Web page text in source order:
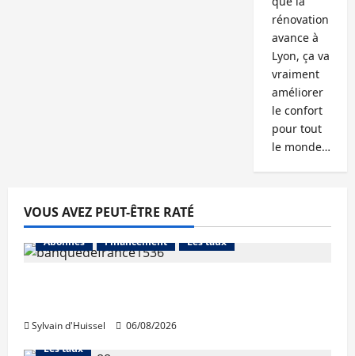
rénovation
avance à
Lyon, ça va
vraiment
améliorer
le confort
pour tout
le monde…
VOUS AVEZ PEUT-ÊTRE RATÉ
Abonnés Financement Les taux
Sylvain d'Huissel 06/08/2026
Abonnés Financement
Les taux